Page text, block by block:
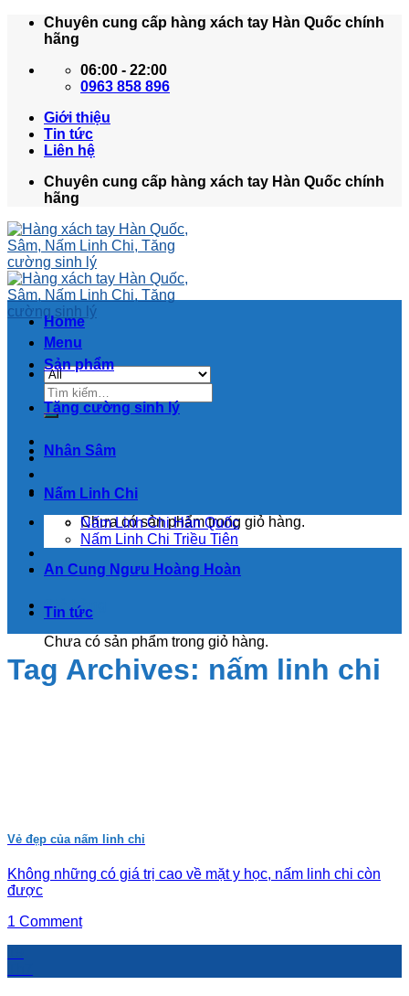
Skip
Chuyên cung cấp hàng xách tay Hàn Quốc chính
hãng
06:00 - 22:00
0963 858 896
Giới thiệu
Tin tức
Liên hệ
Chuyên cung cấp hàng xách tay Hàn Quốc chính
hãng
Menu
Tìm
kiếm:
Chưa có sản phẩm trong giỏ hàng.
Giỏ hàng
Chưa có sản phẩm trong giỏ hàng.
Home
Sản phẩm
Tăng cường sinh lý
Nhân Sâm
Nấm Linh Chi
Nấm Linh Chi Hàn Quốc
Nấm Linh Chi Triều Tiên
An Cung Ngưu Hoàng Hoàn
Tin tức
Tag Archives: nấm linh chi
Vẻ đẹp của nấm linh chi
Không những có giá trị cao về mặt y học, nấm linh chi còn
được
1 Comment